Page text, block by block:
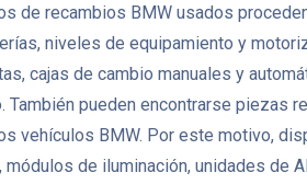
de recambios BMW usados
niveles de equipamiento y
cajas de cambio manuales y
pueden encontrarse piezas
vehículos BMW. Por este motivo,
de iluminación, unidades de